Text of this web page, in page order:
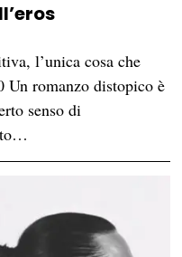
l’unica cosa che
Un romanzo distopico è
senso di